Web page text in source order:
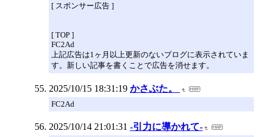
[ スポンサー広告 ]
[ TOP ]
FC2Ad
上記広告は1ヶ月以上更新のないブログに表示されていま
す。新しい記事を書くことで広告を消せます。
2025/10/15 18:31:19 かさぶた。
FC2Ad
2025/10/14 21:01:31 -引力に導かれて-